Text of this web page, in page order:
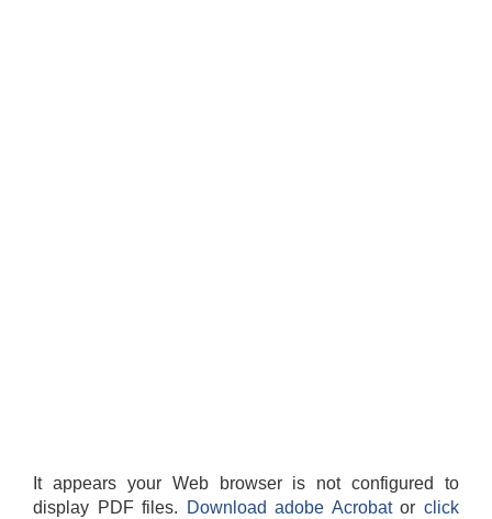
It appears your Web browser is not configured to
display PDF files.
Download adobe Acrobatorclick